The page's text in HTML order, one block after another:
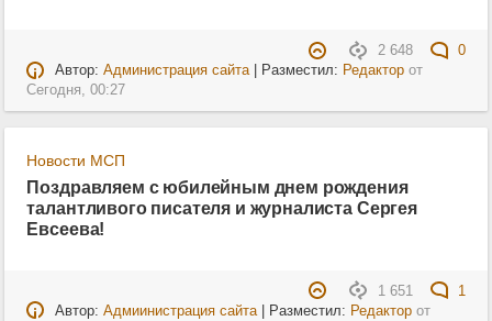
2 648
0
Автор: Администрация сайта| Разместил: Редакторот
Сегодня, 00:27
Новости МСП
Поздравляем с юбилейным днем рождения
талантливого писателя и журналиста Сергея
Евсеева!
1 651
1
Автор: Адмиинистрация сайта| Разместил: Редакторот